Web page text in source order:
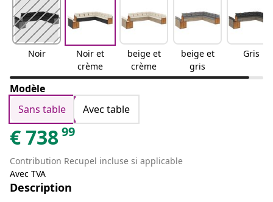
Noir
Noir et
crème
beige et
crème
beige et
gris
Gris
Modèle
Sans table
Avec table
€73899
Contribution Recupel incluse si applicable
Avec TVA
Description